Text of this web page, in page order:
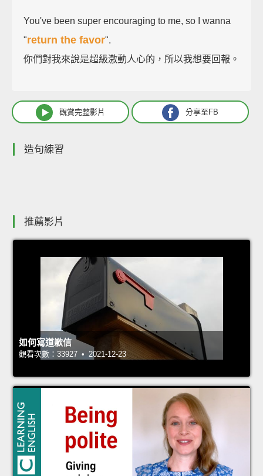
You've been super encouraging to me, so I wanna
"return the favor".
你們對我來說是超級激動人心的，所以我想要回報。
觀賞完整影片 分享至FB
造句練習
推薦影片
如何寫道歉信
觀看次數：33927 • 2021-12-23